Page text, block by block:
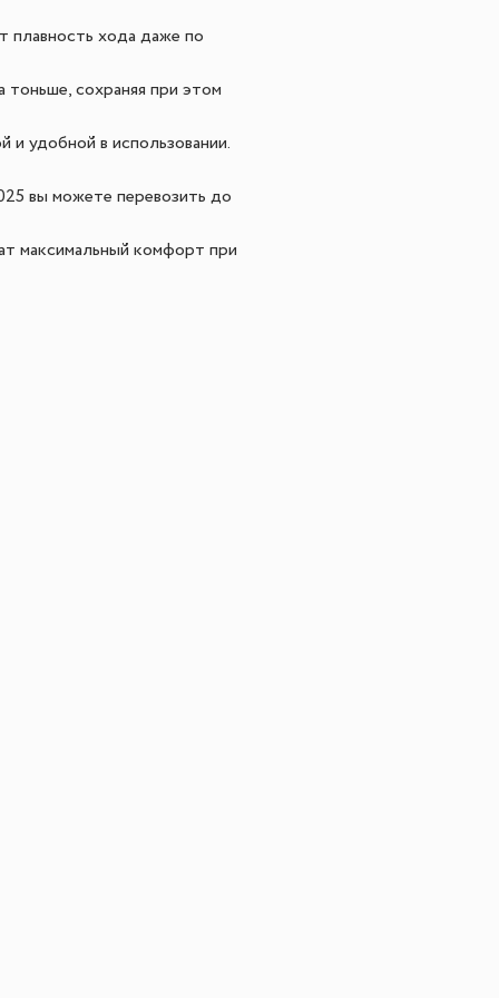
плавность хода даже по
сохраняя при этом
и удобной в использовании.
вы можете перевозить до
максимальный комфорт при